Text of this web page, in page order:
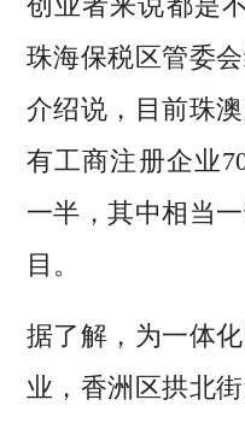
珠海保税区管委
介绍说，目前珠
有工商注册企业
一半，其中相当
目。
据了解，为一体
业，香洲区拱北